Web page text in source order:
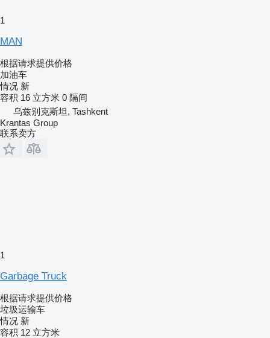
1
MAN
根据请求提供价格
加油车
情况 新
容积 16 立方米 0 隔间
乌兹别克斯坦, Tashkent
Krantas Group
联系卖方
1
Garbage Truck
根据请求提供价格
垃圾运输车
情况 新
容积 12 立方米